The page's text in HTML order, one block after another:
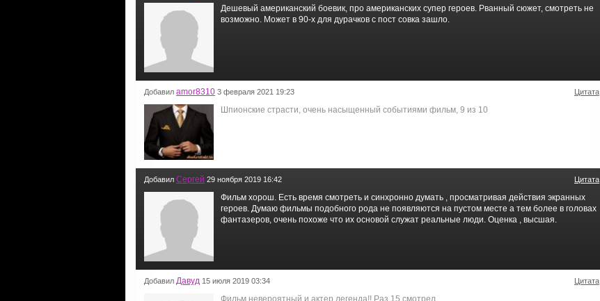
Дешевый американский боевик, про американских супер героев. Рванный сюжет, смотреть не
возможно. Может в 90-х для дурачков с пост совка зашло.
Добавил amor8310 3 февраля 2021 19:23 Цитата
Шпионские страсти, очень насыщенный событиями фильм, 9 из 10
Добавил Сергей 29 ноября 2019 16:42 Цитата
Фильм хорош. Есть время смотреть и синхронно думать , просматривая действия экранных
героев. Думаю фильмы подобного рода не появляются на пустом месте а тем более в головах
фантазеров, очень похоже что их основой служат реальные люди. Оценка , высшая.
Добавил Давуд 15 июля 2019 03:34 Цитата
Фильм невероятный и актер легенда!! Раз 15 смотрел